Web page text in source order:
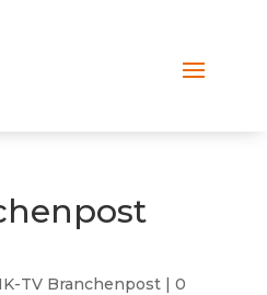
TV Branchenpost| 0